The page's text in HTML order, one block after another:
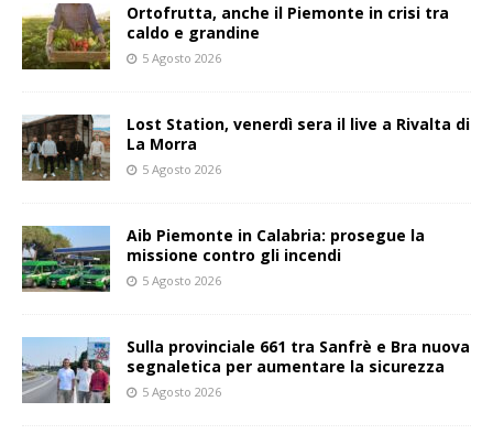
Ortofrutta, anche il Piemonte in crisi tra
caldo e grandine
5 Agosto 2026
Lost Station, venerdì sera il live a Rivalta di
La Morra
5 Agosto 2026
Aib Piemonte in Calabria: prosegue la
missione contro gli incendi
5 Agosto 2026
Sulla provinciale 661 tra Sanfrè e Bra nuova
segnaletica per aumentare la sicurezza
5 Agosto 2026